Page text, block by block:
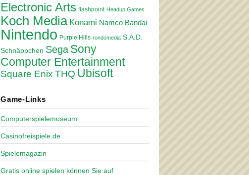
Electronic Arts flashpoint Headup Games
Koch Media Konami Namco Bandai
Nintendo Purple Hills rondomedia S.A.D.
Schnäppchen Sega Sony
Computer Entertainment
Square Enix THQ Ubisoft
Game-Links
Computerspielemuseum
Casinofreispiele.de
Spielemagazin
Gratis online spielen können Sie auf